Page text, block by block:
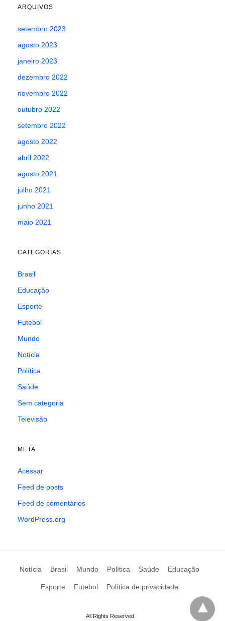
ARQUIVOS
setembro 2023
agosto 2023
janeiro 2023
dezembro 2022
novembro 2022
outubro 2022
setembro 2022
agosto 2022
abril 2022
agosto 2021
julho 2021
junho 2021
maio 2021
CATEGORIAS
Brasil
Educação
Esporte
Futebol
Mundo
Notícia
Política
Saúde
Sem categoria
Televisão
META
Acessar
Feed de posts
Feed de comentários
WordPress.org
Notícia Brasil Mundo Política Saúde Educação
Esporte Futebol Política de privacidade
All Rights Reserved